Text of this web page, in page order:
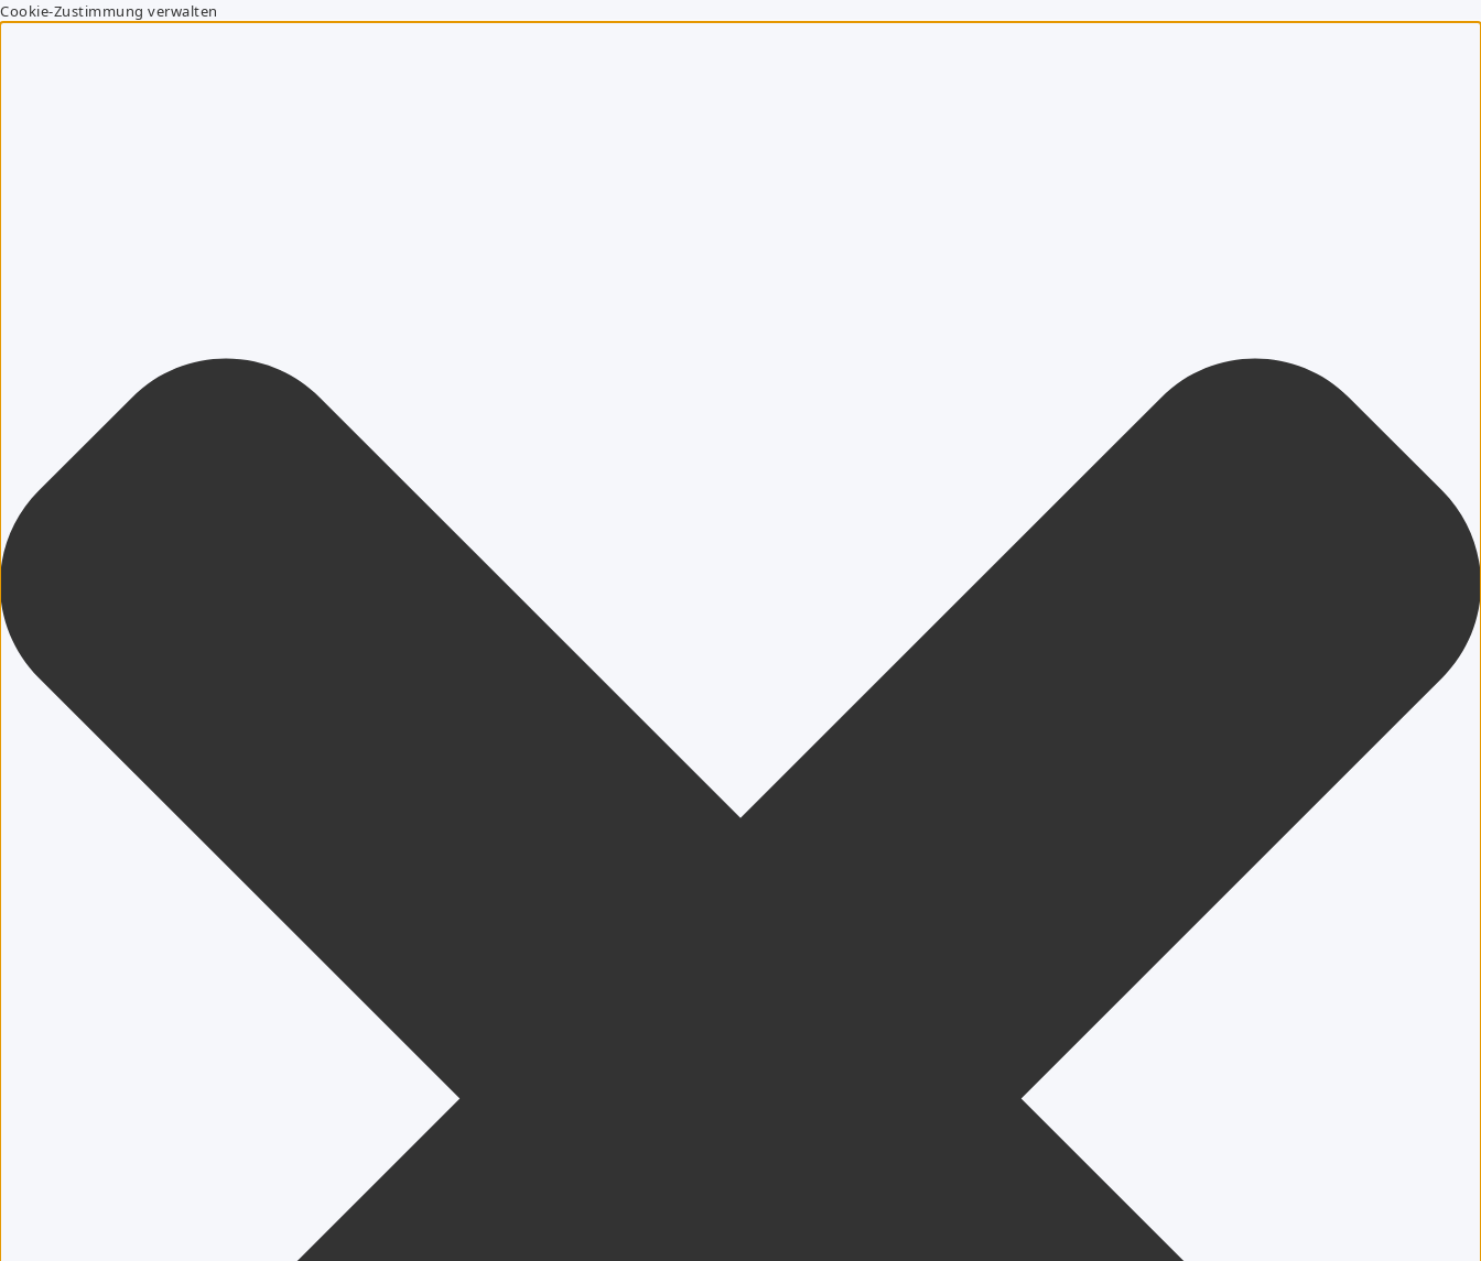
Cookie-Zustimmung verwalten